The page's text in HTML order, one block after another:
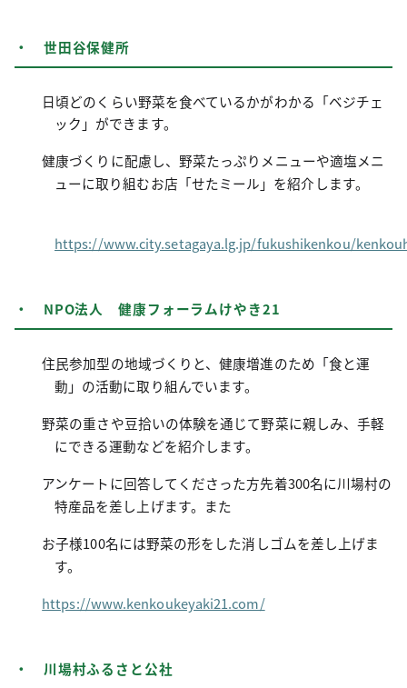
・ 世田谷保健所
日頃どのくらい野菜を食べているかがわかる「ベジチェ
ック」ができます。
健康づくりに配慮し、野菜たっぷりメニューや適塩メニ
ューに取り組むお店「せたミール」を紹介します。
https://www.city.setagaya.lg.jp/fukushikenkou/
・ NPO法人 健康フォーラムけやき21
住民参加型の地域づくりと、健康増進のため「食と運
動」の活動に取り組んでいます。
野菜の重さや豆拾いの体験を通じて野菜に親しみ、手軽
にできる運動などを紹介します。
アンケートに回答してくださった方先着300名に川場村の
特産品を差し上げます。また
お子様100名には野菜の形をした消しゴムを差し上げま
す。
https://www.kenkoukeyaki21.com/
・ 川場村ふるさと公社